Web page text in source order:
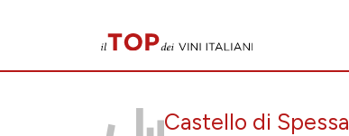
Castello di Spessa